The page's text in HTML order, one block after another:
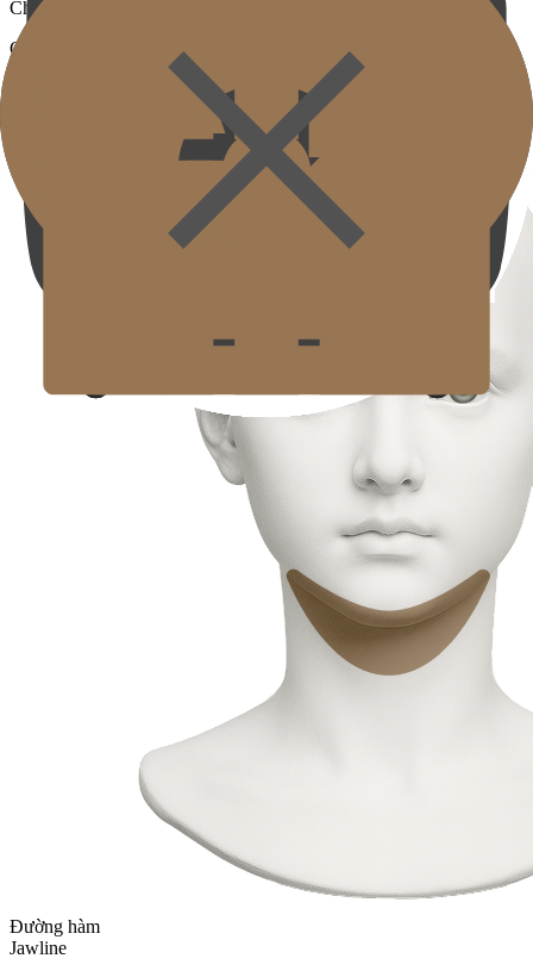
Cheek
Cải thiện mất đàn hồi và vùng lõm ở phần giữa khuôn mặt để tạo
đường nét khuôn mặt đầy đặn và đàn hồi.
Đường hàm
Jawline